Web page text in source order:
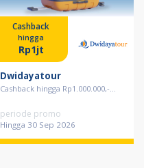
Cashback
hingga
Rp1jt
Dwidayatour
Cashback hingga Rp1.000.000,-...
periode promo
Hingga 30 Sep 2026